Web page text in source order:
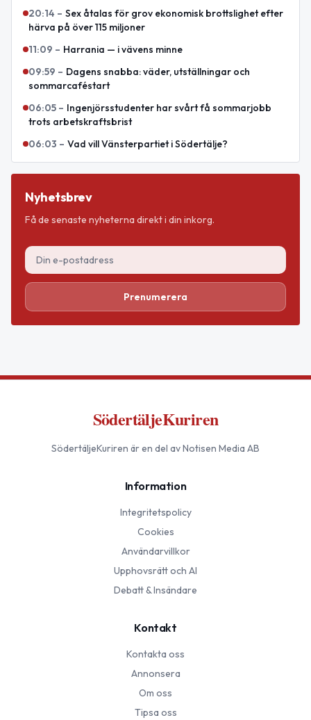
20:14 – Sex åtalas för grov ekonomisk brottslighet efter
härva på över 115 miljoner
11:09 – Harrania — i vävens minne
09:59 – Dagens snabba: väder, utställningar och
sommarcaféstart
06:05 – Ingenjörsstudenter har svårt få sommarjobb
trots arbetskraftsbrist
06:03 – Vad vill Vänsterpartiet i Södertälje?
Nyhetsbrev
Få de senaste nyheterna direkt i din inkorg.
Prenumerera
SödertäljeKuriren
SödertäljeKuriren är en del av Notisen Media AB
Information
Integritetspolicy
Cookies
Användarvillkor
Upphovsrätt och AI
Debatt & Insändare
Kontakt
Kontakta oss
Annonsera
Om oss
Tipsa oss